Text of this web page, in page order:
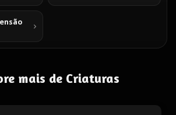
mais de Criaturas